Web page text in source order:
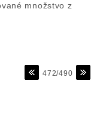
množstvo z
472/490